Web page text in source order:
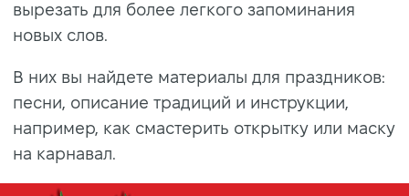
вырезать для более легкого запоминания
новых слов.
В них вы найдете материалы для праздников:
песни, описание традиций и инструкции,
например, как смастерить открытку или маску
на карнавал.